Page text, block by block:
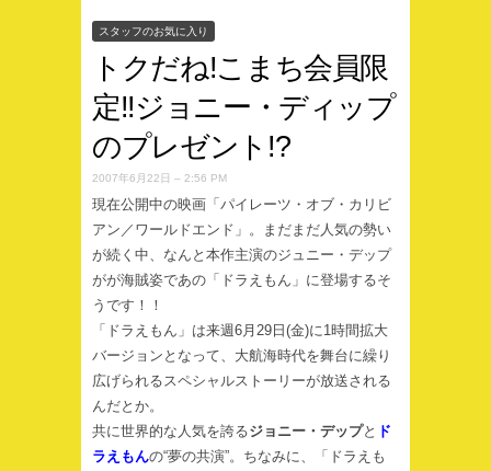
スタッフのお気に入り
トクだね!こまち会員限
定!!ジョニー・ディップ
のプレゼント!?
2007年6月22日 – 2:56 PM
現在公開中の映画「パイレーツ・オブ・カリビ
アン／ワールドエンド」。まだまだ人気の勢い
が続く中、なんと本作主演のジュニー・デップ
がが海賊姿であの「ドラえもん」に登場するそ
うです！！
「ドラえもん」は来週6月29日(金)に1時間拡大
バージョンとなって、大航海時代を舞台に繰り
広げられるスペシャルストーリーが放送される
んだとか。
共に世界的な人気を誇るジョニー・デップと ド
ラえもんの“夢の共演”。ちなみに、「ドラえも